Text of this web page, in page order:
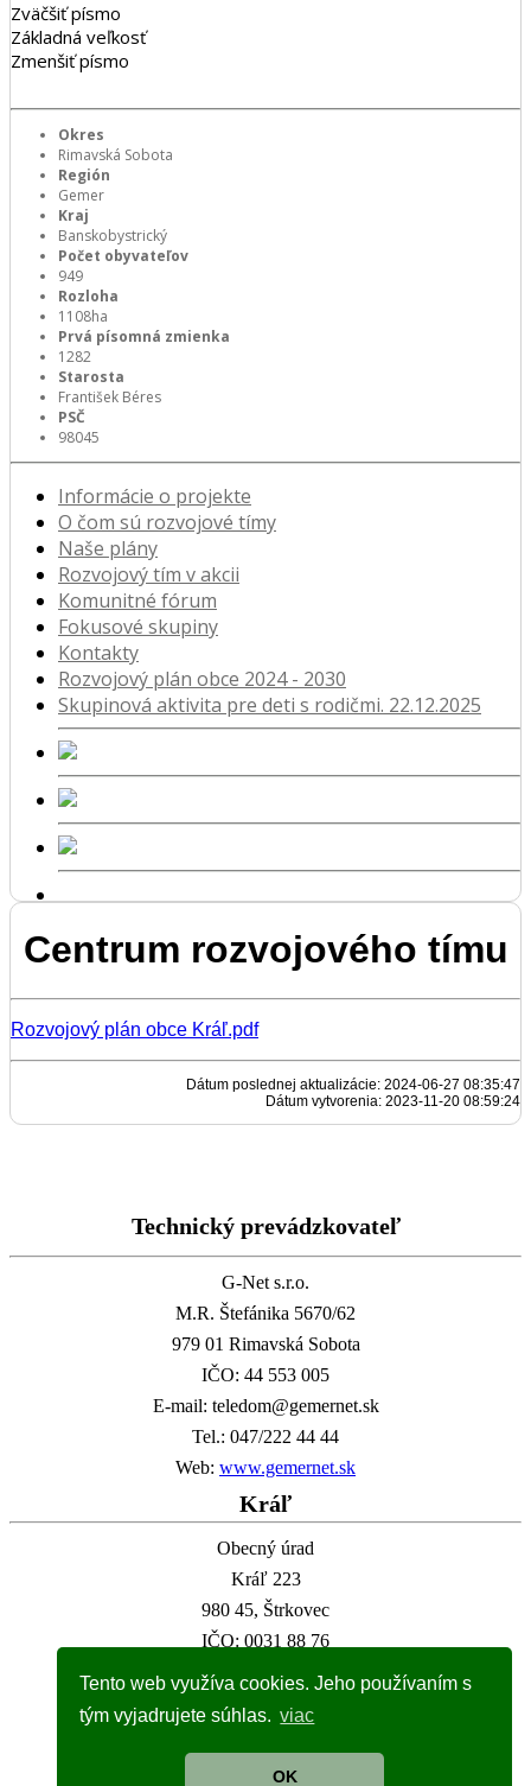
Tento web využíva cookies. Jeho používaním s
tým vyjadrujete súhlas. viac
OK
Zväčšiť písmo
Základná veľkosť
Zmenšiť písmo
Okres
Rimavská Sobota
Región
Gemer
Kraj
Banskobystrický
Počet obyvateľov
949
Rozloha
1108ha
Prvá písomná zmienka
1282
Starosta
František Béres
PSČ
98045
Informácie o projekte
O čom sú rozvojové tímy
Naše plány
Rozvojový tím v akcii
Komunitné fórum
Fokusové skupiny
Kontakty
Rozvojový plán obce 2024 - 2030
Skupinová aktivita pre deti s rodičmi. 22.12.2025
Centrum rozvojového tímu
Rozvojový plán obce Kráľ.pdf
Dátum poslednej aktualizácie: 2024-06-27 08:35:47
Dátum vytvorenia: 2023-11-20 08:59:24
Technický prevádzkovateľ
G-Net s.r.o.
M.R. Štefánika 5670/62
979 01 Rimavská Sobota
IČO: 44 553 005
E-mail: teledom@gemernet.sk
Tel.: 047/222 44 44
Web: www.gemernet.sk
Kráľ
Obecný úrad
Kráľ 223
980 45, Štrkovec
IČO: 0031 88 76
E-mail: info@obec-kral.sk
Tel.: 047/581 22 95
Kalendár